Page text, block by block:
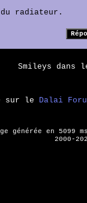
radiateur.
Smileys dans
sur le Dalai
générée en 5099
2000-